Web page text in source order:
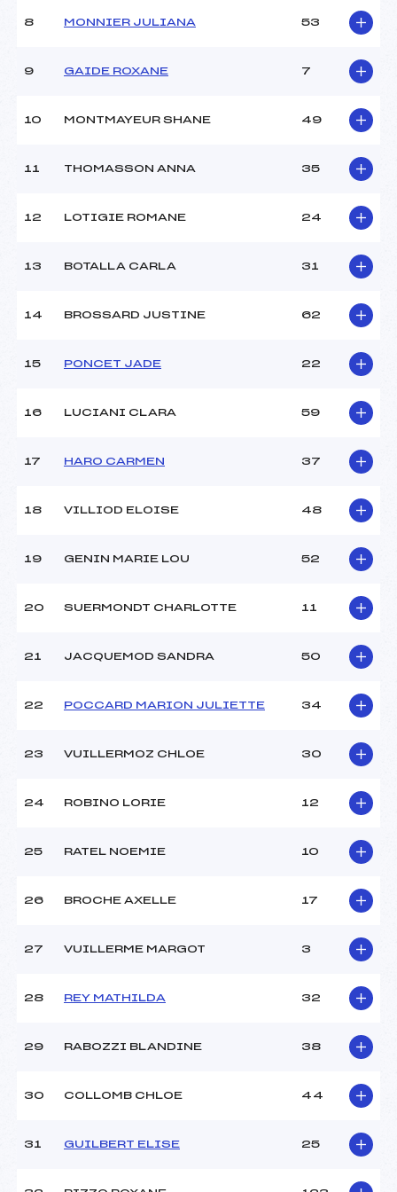
Ouvreurs C :
DAVID MORANE (SA)
AMET ARRIPE JOHN (SA)
BEAU
Ouvreurs B :
Ouvreurs D :
Température arrivée :
Pou
8 MONNIER JULIANA 53
9 GAIDE ROXANE 7
10 MONTMAYEUR SHANE 49
11 THOMASSON ANNA 35
12 LOTIGIE ROMANE 24
13 BOTALLA CARLA 31
14 BROSSARD JUSTINE 62
15 PONCET JADE 22
16 LUCIANI CLARA 59
17 HARO CARMEN 37
18 VILLIOD ELOISE 48
19 GENIN MARIE LOU 52
20 SUERMONDT CHARLOTTE 11
21 JACQUEMOD SANDRA 50
22 POCCARD MARION JULIETTE 34
23 VUILLERMOZ CHLOE 30
24 ROBINO LORIE 12
25 RATEL NOEMIE 10
26 BROCHE AXELLE 17
27 VUILLERME MARGOT 3
28 REY MATHILDA 32
29 RABOZZI BLANDINE 38
30 COLLOMB CHLOE 44
31 GUILBERT ELISE 25